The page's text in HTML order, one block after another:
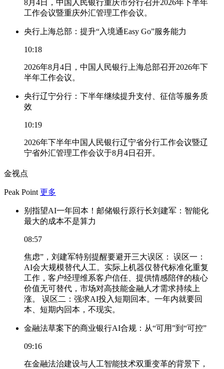
8月4日，中国人民银行重庆市分行召开2026年下半年
工作会议暨重庆外汇管理工作会议。
央行上海总部：提升“入境通Easy Go”服务能力
10:18
2026年8月4日，中国人民银行上海总部召开2026年下
半年工作会议。
央行辽宁分行：下半年继续提升支付、征信等服务质
效
10:19
2026年下半年中国人民银行辽宁省分行工作会议暨辽
宁省外汇管理工作会议于8月4日召开。
金视点
Peak Point 更多
别指望AI一年回本！邮储银行原行长刘建军：智能化
最大的成本不是算力
08:57
焦虑”，刘建军特别提醒要避开三大误区： 误区一：
AI会大规模替代人工。实际上机器仅替代标准化重复
工作，客户经理维系客户信任、提供情感陪伴的核心
价值无可替代，市场对高技能金融人才需求持续上
涨。 误区二：强求AI投入短期回本。一年内就要回
本、短期内回本，不现实。
金融法草案下的商业银行AI合规：从“可用”到“可控”
09:16
在金融法治建设与人工智能技术双重变革的背景下，